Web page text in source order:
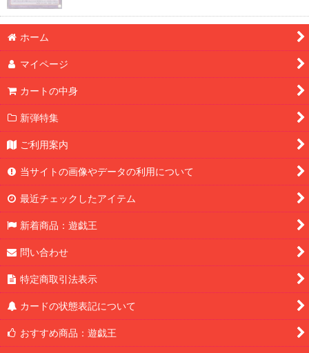
ホーム
マイページ
カートの中身
新弾特集
ご利用案内
当サイトの画像やデータの利用について
最近チェックしたアイテム
新着商品：遊戯王
問い合わせ
特定商取引法表示
カードの状態表記について
おすすめ商品：遊戯王